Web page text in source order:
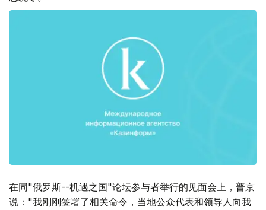
在同"俄罗斯--机遇之国"论坛参与者举行的见面会上，普京
说："我刚刚签署了相关命令，当地公众代表和领导人向我